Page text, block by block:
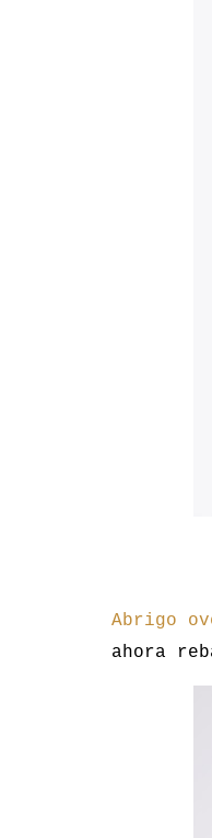
Abrigo
ahora